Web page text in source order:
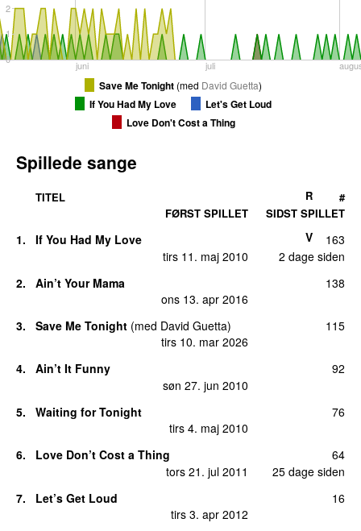
juni juli
0
1
2
Save Me Tonight (med David Guetta)
If You Had My Love
Let's Get Loud
Love Don't Cost a Thing
Spillede sange
TITEL
FØRST SPILLET
SIDST SPILLET
R #
1.
If You Had My Love
tirs 11. maj 2010
2 dage siden
V 163
2.
Ain’t Your Mama
ons 13. apr 2016
138
3. Save Me Tonight (med David Guetta)
tirs 10. mar 2026
115
4.
Ain’t It Funny
søn 27. jun 2010
92
5.
Waiting for Tonight
tirs 4. maj 2010
76
6.
Love Don’t Cost a Thing
tors 21. jul 2011
25 dage siden
64
7.
Let’s Get Loud
tirs 3. apr 2012
16